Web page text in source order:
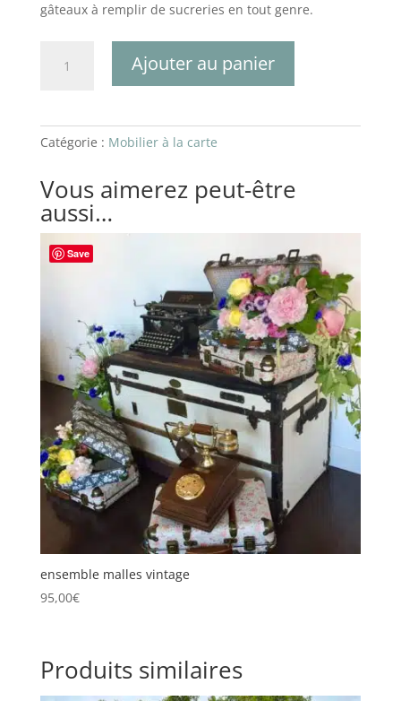
gâteaux à remplir de sucreries en tout genre.
bonbonnières
Ajouter au panier
Catégorie : Mobilier à la carte
Vous aimerez peut-être
aussi…
Save
ensemble malles vintage
95,00€
Produits similaires